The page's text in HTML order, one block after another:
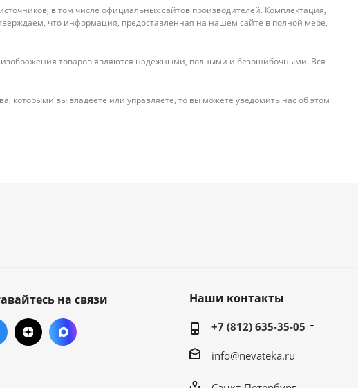
в том числе официальных сайтов производителей. Комплектация,
что информация, предоставленная на нашем сайте в полной мере,
изображения товаров являются надежными, полными и безошибочными. Вся
которыми вы владеете или управляете, то вы можете уведомить нас об этом
на связи Наши контакты
+7 (812) 635-35-05
info@nevateka.ru